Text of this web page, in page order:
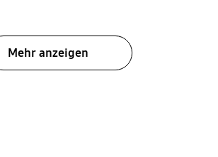
Mehr anzeigen